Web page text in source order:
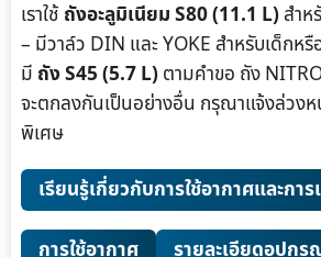
เราใช้ ถังอะลูมิเนียม S80 (11.1 L)สำห
– มีวาล์ว DIN และ YOKE สำหรับเด็กหรื
มี ถัง S45 (5.7 L)ตามคำขอ ถัง
จะตกลงกันเป็นอย่างอื่น กรุณาแจ้งล่วง
พิเศษ
เรียนรู้เกี่ยวกับการใช้อากาศและกา
การใช้อากาศ รายละเอียดอุปกร